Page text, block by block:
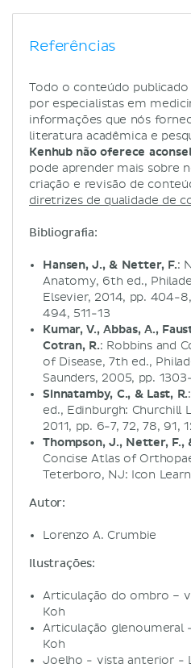
Referências
Todo o conteúdo
por especialistas em
informações que nós
literatura acadêmica e
Kenhub não oferece
pode aprender mais sobre
criação e revisão de
diretrizes de qualidade de
Bibliografia:
Hansen, J., & Netter, F.:
Anatomy, 6th ed.,
Elsevier, 2014, pp. 404-
494, 511-13
Kumar, V., Abbas, A.,
Cotran, R.: Robbins and
of Disease, 7th ed.,
Saunders, 2005, pp. 1303-
Sinnatamby, C., & Last, R.
ed., Edinburgh: Churchill
2011, pp. 6-7, 72, 78, 91,
Thompson, J., Netter, F.,
Concise Atlas of
Teterboro, NJ: Icon
Autor:
Lorenzo A. Crumbie
Ilustrações:
Articulação do ombro –
Koh
Articulação glenoumeral
Koh
Joelho - vista anterior -